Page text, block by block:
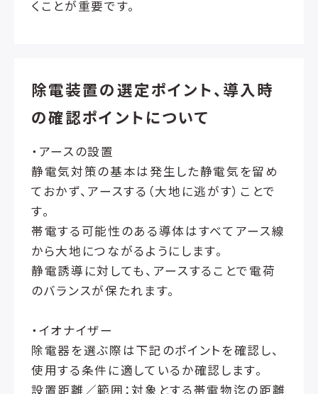
くことが重要です。
除電装置の選定ポイント、導入時
の確認ポイントについて
・アースの設置
静電気対策の基本は発生した静電気を留め
ておかず、アースする（大地に逃がす）ことで
す。
帯電する可能性のある導体はすべてアース線
から大地につながるようにします。
静電誘導に対しても、アースすることで電荷
のバランスが保たれます。
・イオナイザー
除電器を選ぶ際は下記のポイントを確認し、
使用する条件に適しているか確認します。
設置距離／範囲：対象とする帯電物迄の距離